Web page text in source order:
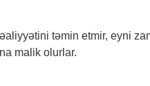
təmin etmir, eyni
malik olurlar.